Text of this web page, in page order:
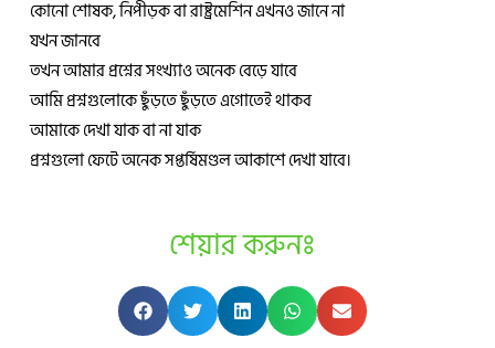
কোনো শোষক, নিপীড়ক বা রাষ্ট্রমেশিন এখনও জানে না
যখন জানবে
তখন আমার প্রশ্নের সংখ্যাও অনেক বেড়ে যাবে
আমি প্রশ্নগুলোকে ছুঁড়তে ছুঁড়তে এগোতেই থাকব
আমাকে দেখা যাক বা না যাক
প্রশ্নগুলো ফেটে অনেক সপ্তর্ষিমণ্ডল আকাশে দেখা যাবে।
শেয়ার করুনঃ